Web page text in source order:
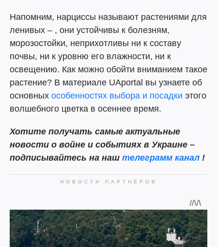
Напомним, нарциссы называют растениями для
ленивых – , они устойчивы к болезням,
морозостойки, неприхотливы ни к составу
почвы, ни к уровню его влажности, ни к
освещению. Как можно обойти вниманием такое
растение? В материале UAportal вы узнаете об
основных особенностях выбора и посадки этого
волшебного цветка в осеннее время.
Хотите получать самые актуальные
новости о войне и событиях в Украине –
подписывайтесь на наш телеграмм канал !